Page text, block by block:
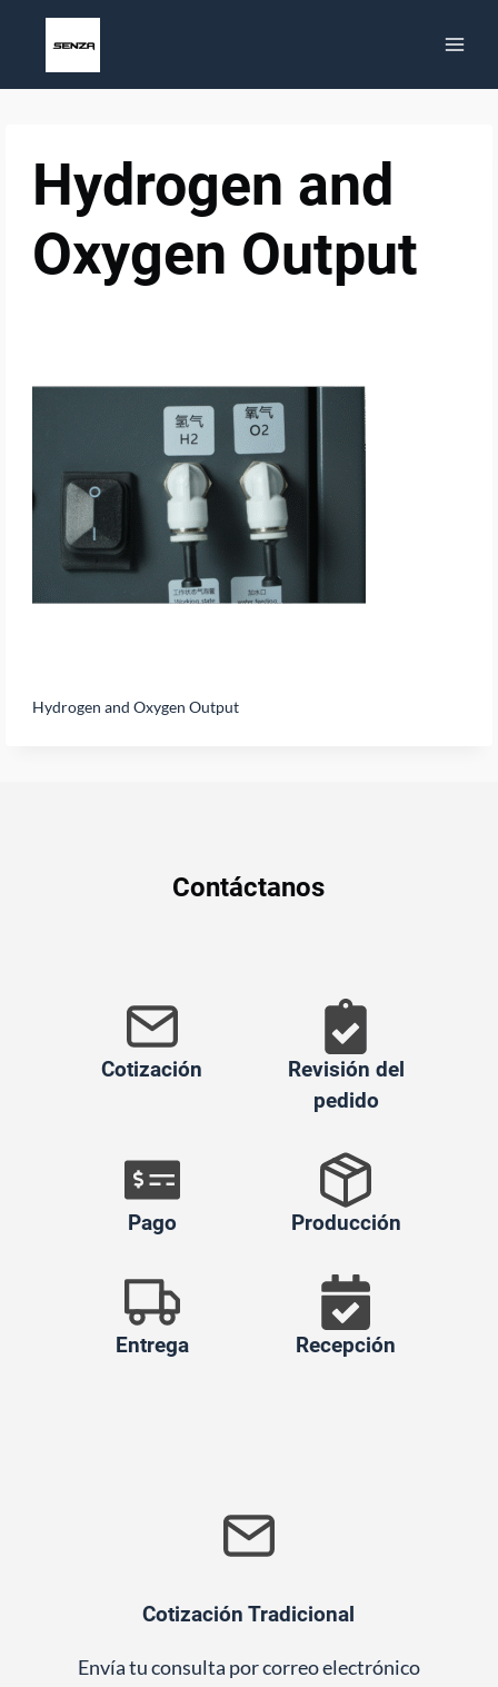
Hydrogen and
Oxygen Output
Hydrogen and Oxygen Output
Contáctanos
Cotización
Revisión del
pedido
Pago Producción
Entrega Recepción
Cotización Tradicional
Envía tu consulta por correo electrónico